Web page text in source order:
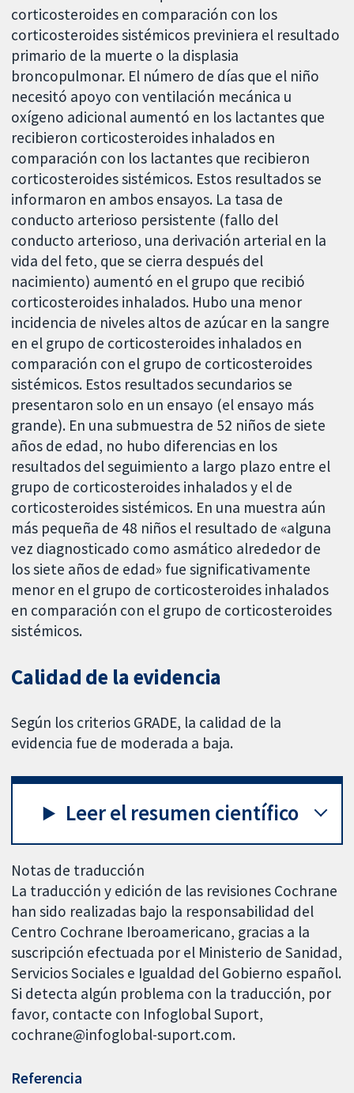
corticosteroides en comparación con los
corticosteroides sistémicos previniera el resultado
primario de la muerte o la displasia
broncopulmonar. El número de días que el niño
necesitó apoyo con ventilación mecánica u
oxígeno adicional aumentó en los lactantes que
recibieron corticosteroides inhalados en
comparación con los lactantes que recibieron
corticosteroides sistémicos. Estos resultados se
informaron en ambos ensayos. La tasa de
conducto arterioso persistente (fallo del
conducto arterioso, una derivación arterial en la
vida del feto, que se cierra después del
nacimiento) aumentó en el grupo que recibió
corticosteroides inhalados. Hubo una menor
incidencia de niveles altos de azúcar en la sangre
en el grupo de corticosteroides inhalados en
comparación con el grupo de corticosteroides
sistémicos. Estos resultados secundarios se
presentaron solo en un ensayo (el ensayo más
grande). En una submuestra de 52 niños de siete
años de edad, no hubo diferencias en los
resultados del seguimiento a largo plazo entre el
grupo de corticosteroides inhalados y el de
corticosteroides sistémicos. En una muestra aún
más pequeña de 48 niños el resultado de «alguna
vez diagnosticado como asmático alrededor de
los siete años de edad» fue significativamente
menor en el grupo de corticosteroides inhalados
en comparación con el grupo de corticosteroides
sistémicos.
Calidad de la evidencia
Según los criterios GRADE, la calidad de la
evidencia fue de moderada a baja.
Leer el resumen científico
Notas de traducción
La traducción y edición de las revisiones Cochrane
han sido realizadas bajo la responsabilidad del
Centro Cochrane Iberoamericano, gracias a la
suscripción efectuada por el Ministerio de Sanidad,
Servicios Sociales e Igualdad del Gobierno español.
Si detecta algún problema con la traducción, por
favor, contacte con Infoglobal Suport,
cochrane@infoglobal-suport.com.
Referencia